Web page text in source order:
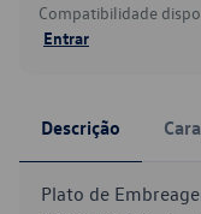
Compatibilidade
Entrar
Descrição
Plato de